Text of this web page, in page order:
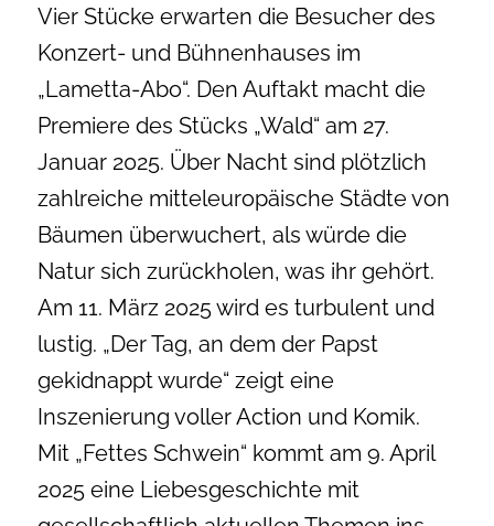
Vier Stücke erwarten die Besucher des
Konzert- und Bühnenhauses im
„Lametta-Abo“. Den Auftakt macht die
Premiere des Stücks „Wald“ am 27.
Januar 2025. Über Nacht sind plötzlich
zahlreiche mitteleuropäische Städte von
Bäumen überwuchert, als würde die
Natur sich zurückholen, was ihr gehört.
Am 11. März 2025 wird es turbulent und
lustig. „Der Tag, an dem der Papst
gekidnappt wurde“ zeigt eine
Inszenierung voller Action und Komik.
Mit „Fettes Schwein“ kommt am 9. April
2025 eine Liebesgeschichte mit